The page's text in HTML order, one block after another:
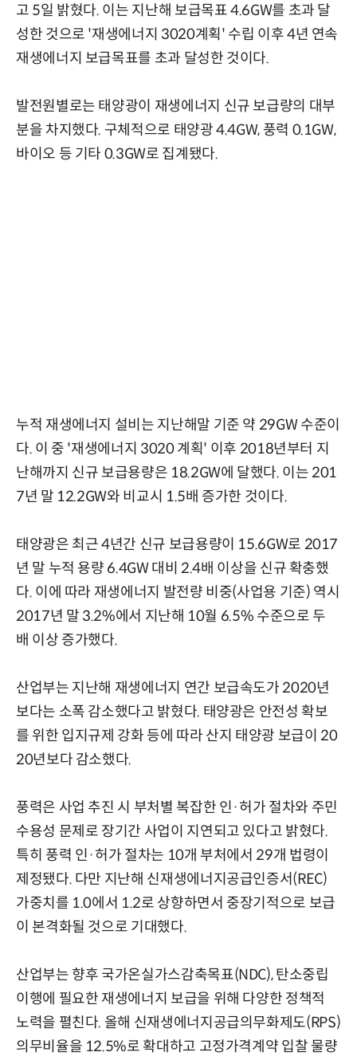
고 5일 밝혔다. 이는 지난해 보급목표 4.6GW를 초과 달
성한 것으로 '재생에너지 3020계획' 수립 이후 4년 연속
재생에너지 보급목표를 초과 달성한 것이다.
발전원별로는 태양광이 재생에너지 신규 보급량의 대부
분을 차지했다. 구체적으로 태양광 4.4GW, 풍력 0.1GW,
바이오 등 기타 0.3GW로 집계됐다.
누적 재생에너지 설비는 지난해말 기준 약 29GW 수준이
다. 이 중 '재생에너지 3020 계획' 이후 2018년부터 지
난해까지 신규 보급용량은 18.2GW에 달했다. 이는 201
7년 말 12.2GW와 비교시 1.5배 증가한 것이다.
태양광은 최근 4년간 신규 보급용량이 15.6GW로 2017
년 말 누적 용량 6.4GW 대비 2.4배 이상을 신규 확충했
다. 이에 따라 재생에너지 발전량 비중(사업용 기준) 역시
2017년 말 3.2%에서 지난해 10월 6.5% 수준으로 두
배 이상 증가했다.
산업부는 지난해 재생에너지 연간 보급속도가 2020년
보다는 소폭 감소했다고 밝혔다. 태양광은 안전성 확보
를 위한 입지규제 강화 등에 따라 산지 태양광 보급이 20
20년보다 감소했다.
풍력은 사업 추진 시 부처별 복잡한 인·허가 절차와 주민
수용성 문제로 장기간 사업이 지연되고 있다고 밝혔다.
특히 풍력 인·허가 절차는 10개 부처에서 29개 법령이
제정됐다. 다만 지난해 신재생에너지공급인증서(REC)
가중치를 1.0에서 1.2로 상향하면서 중장기적으로 보급
이 본격화될 것으로 기대했다.
산업부는 향후 국가온실가스감축목표(NDC), 탄소중립
이행에 필요한 재생에너지 보급을 위해 다양한 정책적
노력을 펼친다. 올해 신재생에너지공급의무화제도(RPS)
의무비율을 12.5%로 확대하고 고정가격계약 입찰 물량